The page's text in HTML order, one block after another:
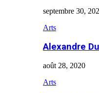
septembre 30,
Arts
Alexandre
août 28, 2020
Arts